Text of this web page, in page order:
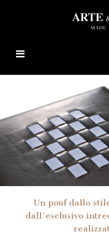
Navigazione
Un pouf dallo
dall'esclusivo